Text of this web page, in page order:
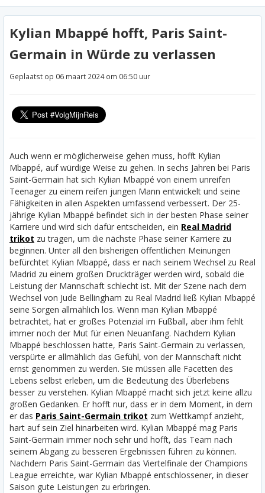
Kylian Mbappé hofft, Paris Saint-
Germain in Würde zu verlassen
Geplaatst op 06 maart 2024 om 06:50 uur
Auch wenn er möglicherweise gehen muss, hofft Kylian
Mbappé, auf würdige Weise zu gehen. In sechs Jahren bei Paris
Saint-Germain hat sich Kylian Mbappé von einem unreifen
Teenager zu einem reifen jungen Mann entwickelt und seine
Fähigkeiten in allen Aspekten umfassend verbessert. Der 25-
jährige Kylian Mbappé befindet sich in der besten Phase seiner
Karriere und wird sich dafür entscheiden, ein Real Madrid
trikot zu tragen, um die nächste Phase seiner Karriere zu
beginnen. Unter all den bisherigen öffentlichen Meinungen
befürchtet Kylian Mbappé, dass er nach seinem Wechsel zu Real
Madrid zu einem großen Druckträger werden wird, sobald die
Leistung der Mannschaft schlecht ist. Mit der Szene nach dem
Wechsel von Jude Bellingham zu Real Madrid ließ Kylian Mbappé
seine Sorgen allmählich los. Wenn man Kylian Mbappé
betrachtet, hat er großes Potenzial im Fußball, aber ihm fehlt
immer noch der Mut für einen Neuanfang. Nachdem Kylian
Mbappé beschlossen hatte, Paris Saint-Germain zu verlassen,
verspürte er allmählich das Gefühl, von der Mannschaft nicht
ernst genommen zu werden. Sie müssen alle Facetten des
Lebens selbst erleben, um die Bedeutung des Überlebens
besser zu verstehen. Kylian Mbappé macht sich jetzt keine allzu
großen Gedanken. Er hofft nur, dass er in dem Moment, in dem
er das Paris Saint-Germain trikot zum Wettkampf anzieht,
hart auf sein Ziel hinarbeiten wird. Kylian Mbappé mag Paris
Saint-Germain immer noch sehr und hofft, das Team nach
seinem Abgang zu besseren Ergebnissen führen zu können.
Nachdem Paris Saint-Germain das Viertelfinale der Champions
League erreichte, war Kylian Mbappé entschlossener, in dieser
Saison gute Leistungen zu erbringen.